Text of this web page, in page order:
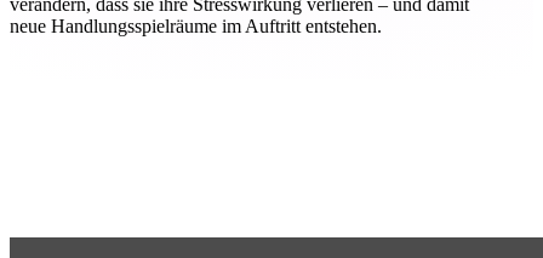
verändern, dass sie ihre Stresswirkung verlieren – und damit
neue Handlungsspielräume im Auftritt entstehen.